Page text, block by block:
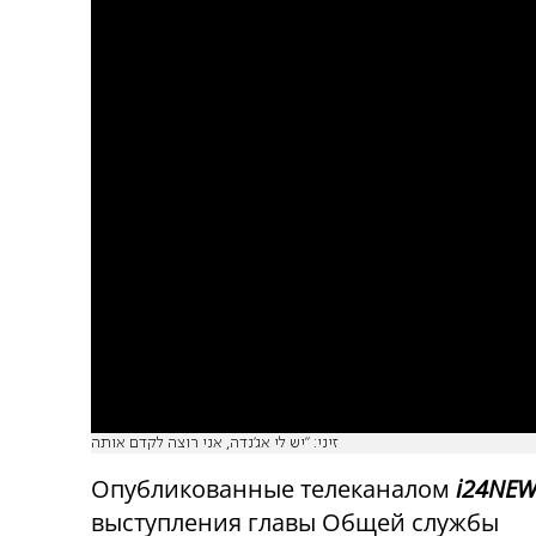
זיני: ״יש לי אג׳נדה, אני רוצה לקדם אותה
Опубликованные телеканалом
выступления главы Общей службы